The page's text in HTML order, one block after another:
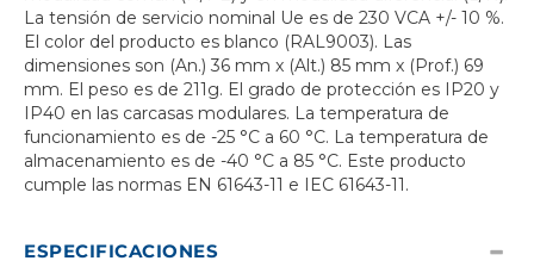
La tensión de servicio nominal Ue es de 230 VCA +/- 10 %.
El color del producto es blanco (RAL9003). Las
dimensiones son (An.) 36 mm x (Alt.) 85 mm x (Prof.) 69
mm. El peso es de 211g. El grado de protección es IP20 y
IP40 en las carcasas modulares. La temperatura de
funcionamiento es de -25 °C a 60 °C. La temperatura de
almacenamiento es de -40 °C a 85 °C. Este producto
cumple las normas EN 61643-11 e IEC 61643-11.
ESPECIFICACIONES